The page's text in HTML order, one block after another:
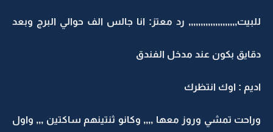
للبيت,,,,,,,,,,,,,,,,,,,, رد معتز: انا جالس الف حوالي البرج وبعد
دقايق بكون عند مدخل الفندق
اديم : اوك انتظرك
وراحت تمشي وروز معها ,,,, وكانو ثنتينهم ساكتين ,,, واول